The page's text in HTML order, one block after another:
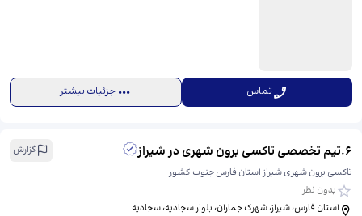
تماس جزئیات بیشتر
6
.تیم تخصصی تاکسی برون شهری در شیراز
گزارش
تاکسی برون شهری شیراز استان فارس جنوب کشور
بدون نظر
استان فارس، شیراز، شهرک جماران، بلوار سجادیه، ​سجادیه